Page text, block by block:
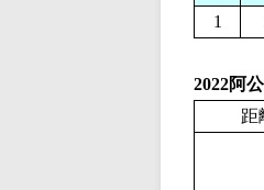
1
2022阿
距